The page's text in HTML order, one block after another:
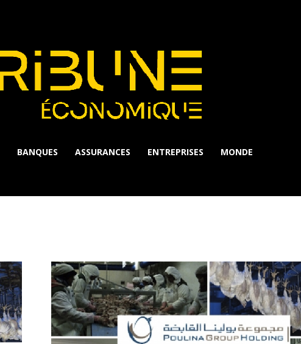
Economique
BANQUES ASSURANCES ENTREPRISES MONDE